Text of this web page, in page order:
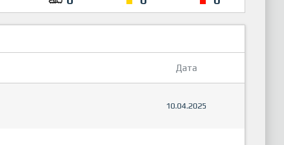
Дата
10.04.2025